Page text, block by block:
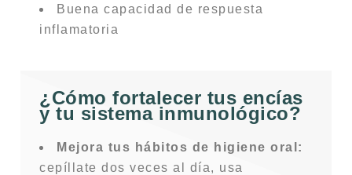
Buena capacidad de respuesta
inflamatoria
¿Cómo fortalecer tus encías
y tu sistema inmunológico?
Mejora tus hábitos de higiene oral:
cepíllate dos veces al día, usa